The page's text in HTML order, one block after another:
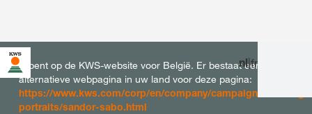
nl|fr
U bent op de KWS-website voor België. Er bestaat een
alternatieve webpagina in uw land voor deze pagina:
https://www.kws.com/corp/en/company/campaigns/
portraits/sandor-sabo.html